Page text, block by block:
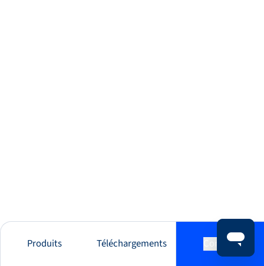
Produits Téléchargements Contact